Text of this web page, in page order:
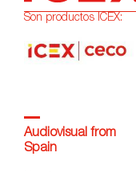
Son productos ICEX:
Audiovisual from
Spain